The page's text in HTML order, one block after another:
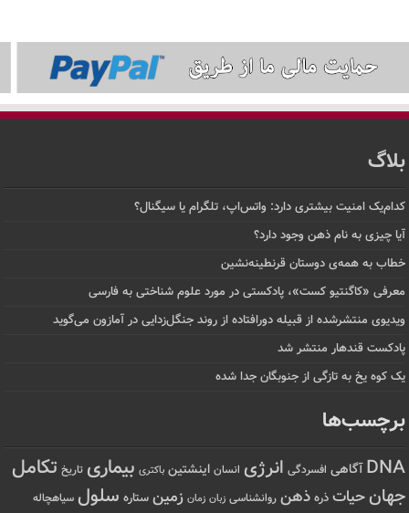
بلاگ
کدام‌یک امنیت بیشتری دارد: واتس‌اپ، تلگرام یا سیگنال؟
آیا چیزی به نام ذهن وجود دارد؟
خطاب به همه‌ی دوستان قرنطینه‌نشین
معرفی «کاگنتیو کست»، پادکستی در مورد علوم شناختی به فارسی
ویدیوی منتشرشده از قبیله دورافتاده‌ از روند جنگل‌زدایی در آمازون می‌گوید
پادکست قندهار منتشر شد
یک کوه یخ به تازگی از جنوبگان جدا شده
برچسب‌ها
DNA آگاهی افسردگی انرژی انسان اینشتین باکتری بیماری تاریخ تکامل
جهانحیات ذره ذهن روانشناسی زبان زمان زمین ستاره سلول سیاهچاله